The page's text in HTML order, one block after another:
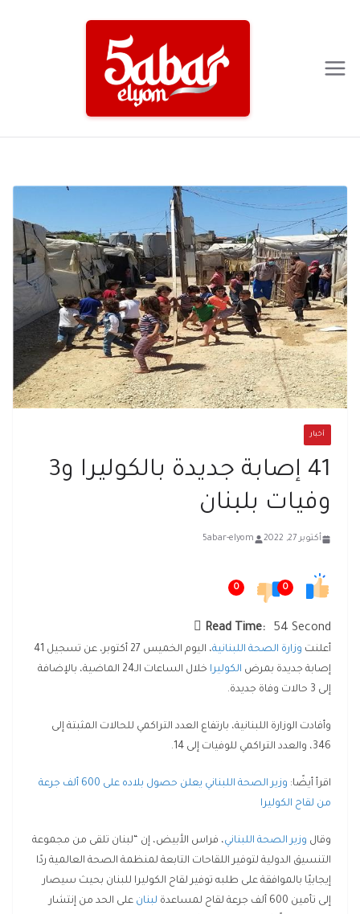
أخبار
41 إصابة جديدة بالكوليرا و3
وفيات بلبنان
أكتوبر 27, 2022 5abar-elyom
0
0
Read Time: 54 Second
أعلنت وزارة الصحة اللبنانية
، اليوم الخميس 27 أكتوبر، عن تسجيل 41
إصابة جديدة بمرض الكوليرا
خلال الساعات الـ24 الماضية، بالإضافة
إلى 3 حالات وفاة جديدة.
وأفادت الوزارة اللبنانية، بارتفاع العدد التراكمي للحالات المثبتة إلى
346، والعدد التراكمي للوفيات إلى 14.
اقرأ أيضًا:
وزير الصحة اللبناني يعلن حصول بلاده على 600 ألف جرعة
من لقاح الكوليرا
وقال وزير الصحة اللبناني، فراس الأبيض، إن “لبنان تلقى من مجموعة
التنسيق الدولية لتوفير اللقاحات التابعة لمنظمة الصحة العالمية ردًا
إيجابيًا بالموافقة على طلبه توفير لقاح الكوليرا للبنان بحيث سيصار
إلى تأمين 600 ألف جرعة لقاح لمساعدة
لبنان على الحد من إنتشار